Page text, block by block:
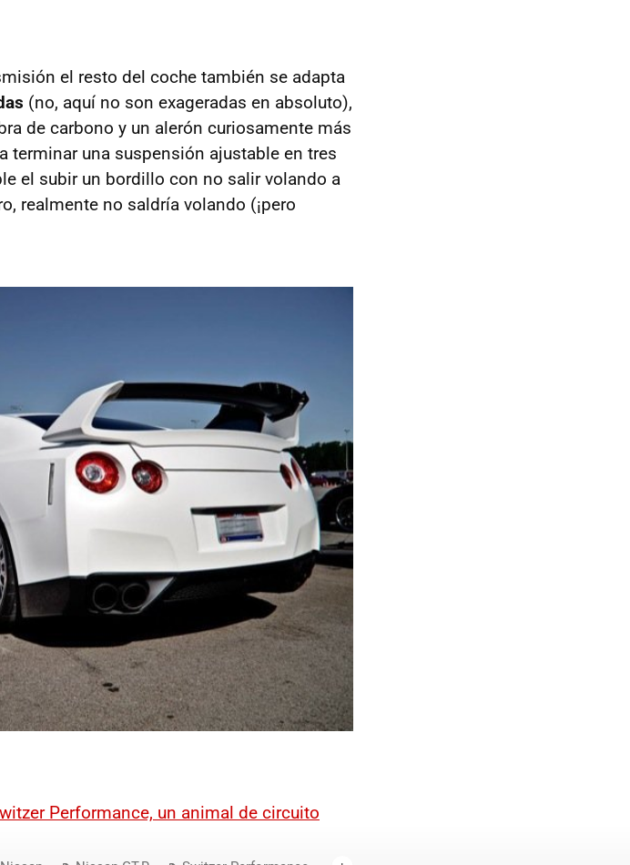
el resto del coche también se adapta
(no, aquí no son exageradas en absoluto),
de carbono y un alerón curiosamente más
terminar una suspensión ajustable en tres
el subir un bordillo con no salir volando a
realmente no saldría volando (¡pero
Performance, un animal de circuito